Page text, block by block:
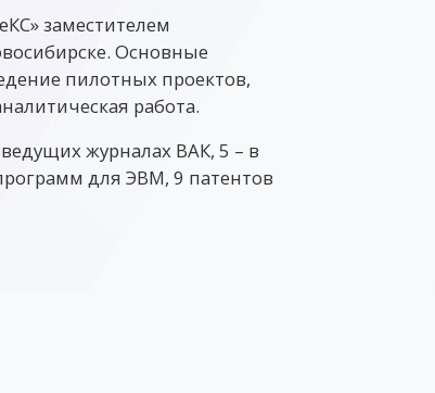
заместителем
Основные
пилотных проектов,
работа.
журналах ВАК, 5 – в
для ЭВМ, 9 патентов